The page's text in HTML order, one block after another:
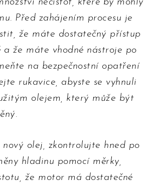
Před zahájením procesu je
že máte dostatečný přístup
a že máte vhodné nástroje po
na bezpečnostní opatření
rukavice, abyste se vyhnuli
olejem, který může být
olej, zkontrolujte hned po
hladinu pomocí měrky,
že motor má dostatečné